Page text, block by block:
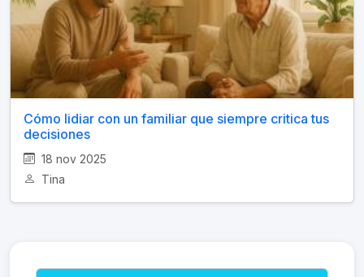
Cómo lidiar con un familiar que siempre critica tus
decisiones
18 nov 2025
Tina